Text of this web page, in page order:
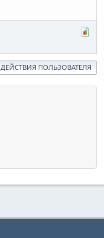
ДЕЙСТВИЯ ПОЛЬЗОВАТЕЛЯ